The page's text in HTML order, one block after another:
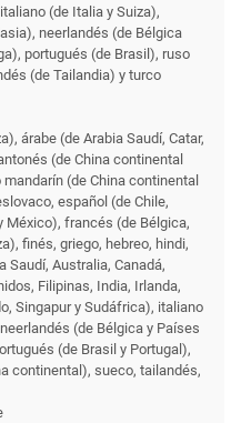
(de Italia y Suiza),
neerlandés (de Bélgica
portugués (de Brasil), ruso
(de Tailandia) y turco
árabe (de Arabia Saudí, Catar,
(de China continental
(de China continental
español (de Chile,
México), francés (de Bélgica,
finés, griego, hebreo, hindi,
Saudí, Australia, Canadá,
Filipinas, India, Irlanda,
Singapur y Sudáfrica), italiano
(de Bélgica y Países
(de Brasil y Portugal),
continental), sueco, tailandés,